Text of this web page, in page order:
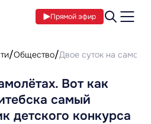
Прямой эфир
Общество Двое суток на
Вот как
самый
детского конкурса